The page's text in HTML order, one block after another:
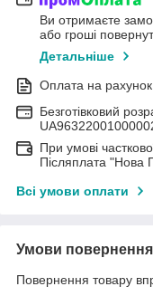
Ви отримаєте
або гроші
Детальніше
Оплата на рахунок
Безготівковий
При умові
Післяплата "Нова
Всі умови оплати
Умови повернення
Повернення товару